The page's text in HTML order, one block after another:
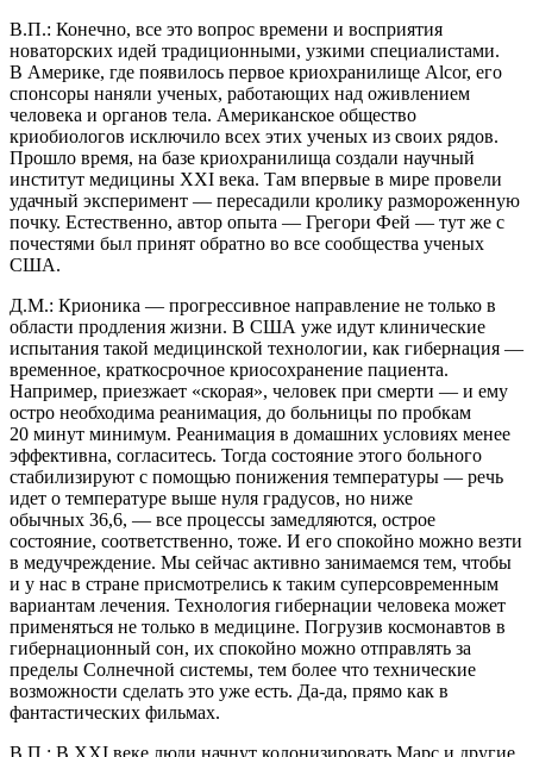
В.П.: Конечно, все это вопрос времени и восприятия
новаторских идей традиционными, узкими специалистами.
В Америке, где появилось первое криохранилище Alcor, его
спонсоры наняли ученых, работающих над оживлением
человека и органов тела. Американское общество
криобиологов исключило всех этих ученых из своих рядов.
Прошло время, на базе криохранилища создали научный
институт медицины XXI века. Там впервые в мире провели
удачный эксперимент — пересадили кролику размороженную
почку. Естественно, автор опыта — Грегори Фей — тут же с
почестями был принят обратно во все сообщества ученых
США.
Д.М.: Крионика — прогрессивное направление не только в
области продления жизни. В США уже идут клинические
испытания такой медицинской технологии, как гибернация —
временное, краткосрочное криосохранение пациента.
Например, приезжает «скорая», человек при смерти — и ему
остро необходима реанимация, до больницы по пробкам
20 минут минимум. Реанимация в домашних условиях менее
эффективна, согласитесь. Тогда состояние этого больного
стабилизируют с помощью понижения температуры — речь
идет о температуре выше нуля градусов, но ниже
обычных 36,6, — все процессы замедляются, острое
состояние, соответственно, тоже. И его спокойно можно везти
в медучреждение. Мы сейчас активно занимаемся тем, чтобы
и у нас в стране присмотрелись к таким суперсовременным
вариантам лечения. Технология гибернации человека может
применяться не только в медицине. Погрузив космонавтов в
гибернационный сон, их спокойно можно отправлять за
пределы Солнечной системы, тем более что технические
возможности сделать это уже есть. Да-да, прямо как в
фантастических фильмах.
В.П.: В XXI веке люди начнут колонизировать Марс и другие